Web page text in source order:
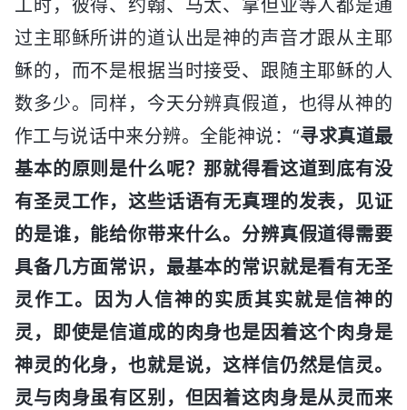
工时，彼得、约翰、马太、拿但业等人都是通
过主耶稣所讲的道认出是神的声音才跟从主耶
稣的，而不是根据当时接受、跟随主耶稣的人
数多少。同样，今天分辨真假道，也得从神的
作工与说话中来分辨。全能神说：“寻求真道最
基本的原则是什么呢？那就得看这道到底有没
有圣灵工作，这些话语有无真理的发表，见证
的是谁，能给你带来什么。分辨真假道得需要
具备几方面常识，最基本的常识就是看有无圣
灵作工。因为人信神的实质其实就是信神的
灵，即使是信道成的肉身也是因着这个肉身是
神灵的化身，也就是说，这样信仍然是信灵。
灵与肉身虽有区别，但因着这肉身是从灵而来